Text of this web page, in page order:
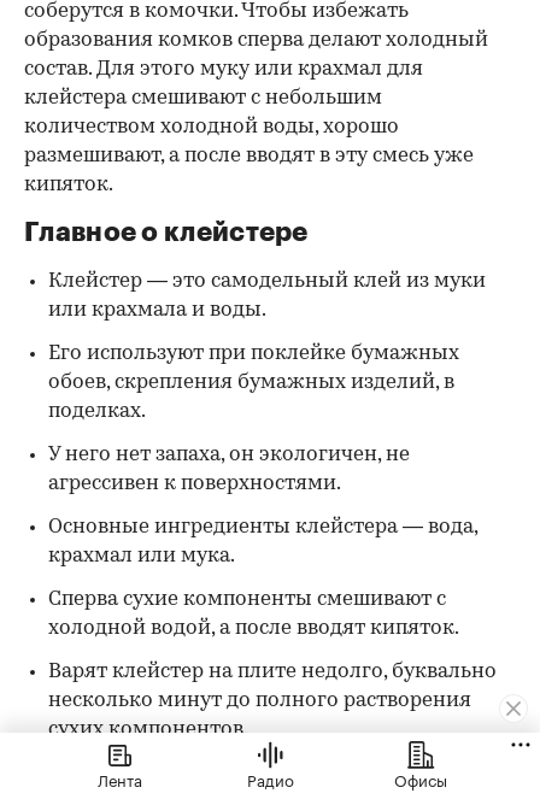
соберутся в комочки. Чтобы избежать
образования комков сперва делают холодный
состав. Для этого муку или крахмал для
клейстера смешивают с небольшим
количеством холодной воды, хорошо
размешивают, а после вводят в эту смесь уже
кипяток.
Главное о клейстере
Клейстер — это самодельный клей из муки
или крахмала и воды.
Его используют при поклейке бумажных
обоев, скрепления бумажных изделий, в
поделках.
У него нет запаха, он экологичен, не
агрессивен к поверхностями.
Основные ингредиенты клейстера — вода,
крахмал или мука.
Сперва сухие компоненты смешивают с
холодной водой, а после вводят кипяток.
Варят клейстер на плите недолго, буквально
несколько минут до полного растворения
сухих компонентов.
Готовый клейстер должен быть густым, как
Лента Радио Офисы